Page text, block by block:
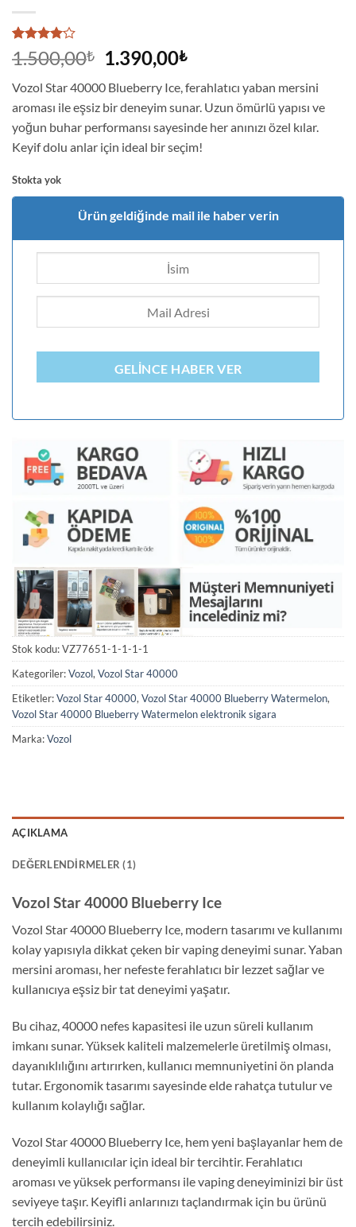
1
müşteri
puanına
5
üzerinden
4puan
aldı
1.500,00₺
Orijinal
1.500,00₺.
1.390,00₺Şu
fiyat:
1.390,00₺.
Vozol Star 40000 Blueberry Ice, ferahlatıcı yaban mersini
aroması ile eşsiz bir deneyim sunar. Uzun ömürlü yapısı ve
yoğun buhar performansı sayesinde her anınızı özel kılar.
Keyif dolu anlar için ideal bir seçim!
Stokta yok
Ürün geldiğinde mail ile haber verin
GELINCE HABER VER
Stok kodu:VZ77651-1-1-1-1
Kategoriler:Vozol, Vozol Star 40000
Etiketler:Vozol Star 40000, Vozol Star 40000 Blueberry Watermelon,
Vozol Star 40000 Blueberry Watermelon elektronik sigara
Marka:Vozol
AÇIKLAMA
DEĞERLENDIRMELER (1)
Vozol Star 40000 Blueberry Ice
Vozol Star 40000 Blueberry Ice, modern tasarımı ve kullanımı
kolay yapısıyla dikkat çeken bir vaping deneyimi sunar. Yaban
mersini aroması, her nefeste ferahlatıcı bir lezzet sağlar ve
kullanıcıya eşsiz bir tat deneyimi yaşatır.
Bu cihaz, 40000 nefes kapasitesi ile uzun süreli kullanım
imkanı sunar. Yüksek kaliteli malzemelerle üretilmiş olması,
dayanıklılığını artırırken, kullanıcı memnuniyetini ön planda
tutar. Ergonomik tasarımı sayesinde elde rahatça tutulur ve
kullanım kolaylığı sağlar.
Vozol Star 40000 Blueberry Ice, hem yeni başlayanlar hem de
deneyimli kullanıcılar için ideal bir tercihtir. Ferahlatıcı
aroması ve yüksek performansı ile vaping deneyiminizi bir üst
seviyeye taşır. Keyifli anlarınızı taçlandırmak için bu ürünü
tercih edebilirsiniz.